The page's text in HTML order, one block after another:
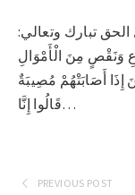
) – يقول الحق تبارك وتعالي:
وَنَقْصٍ مِنَ الْأَمْوَالِ
إِذَا أَصَابَتْهُمْ مُصِيبَةٌ
قَالُوا إِنَّا…
PREVIOUS POST